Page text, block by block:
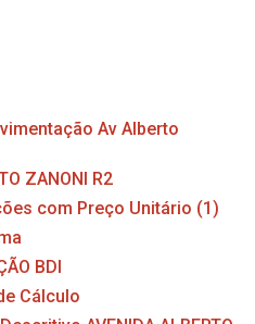
Av Alberto
ZANONI R2
com Preço Unitário (1)
BDI
Cálculo